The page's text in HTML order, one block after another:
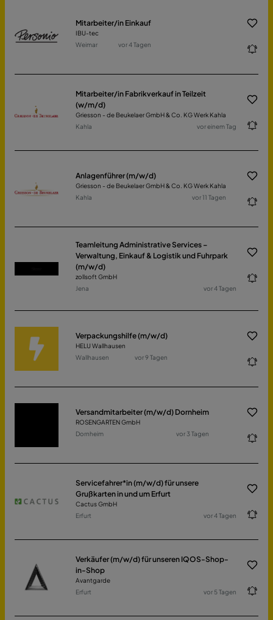
Mitarbeiter/in Einkauf
IBU-tec
Weimar
vor 4 Tagen
Mitarbeiter/in Fabrikverkauf in Teilzeit
(w/m/d)
Griesson - de Beukelaer GmbH & Co. KG Werk Kahla
Kahla
vor einem Tag
Anlagenführer (m/w/d)
Griesson - de Beukelaer GmbH & Co. KG Werk Kahla
Kahla
vor 11 Tagen
Teamleitung Administrative Services –
Verwaltung, Einkauf & Logistik und Fuhrpark
(m/w/d)
zollsoft GmbH
Jena
vor 4 Tagen
Verpackungshilfe (m/w/d)
HELU Wallhausen
Wallhausen
vor 9 Tagen
Versandmitarbeiter (m/w/d) Dornheim
ROSENGARTEN GmbH
Dornheim
vor 3 Tagen
Servicefahrer*in (m/w/d) für unsere
Grußkarten in und um Erfurt
Cactus GmbH
Erfurt
vor 4 Tagen
Verkäufer (m/w/d) für unseren IQOS-Shop-
in-Shop
Avantgarde
Erfurt
vor 5 Tagen